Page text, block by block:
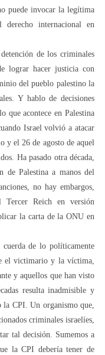
puede invocar la legítima
internacional en
de los criminales
lograr hacer justicia con
del pueblo palestino la
Y hablo de decisiones
que acontece en Palestina
Israel volvió a atacar
y el 26 de agosto de aquel
Ha pasado otra década,
de Palestina a manos del
no hay embargos,
Tercer Reich en versión
la carta de la ONU en
de lo políticamente
el victimario y la víctima,
y aquellos que han visto
resulta inadmisible y
la CPI. Un organismo que,
criminales israelíes,
tal decisión. Sumemos a
la CPI debería tener de